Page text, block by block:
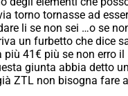
torno tornasse ad
li se non sei …o se
un furbetto che dice
più 41€ più se non erro
giunta abbia detto
ZTL non bisogna fare